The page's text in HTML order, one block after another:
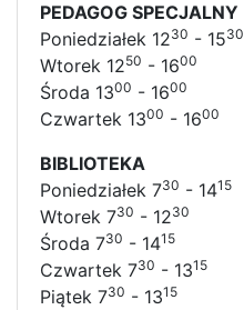
PEDAGOG SPECJALNY
Poniedziałek 1230 - 1530
Wtorek 1250 - 1600
Środa 1300 - 1600
Czwartek 1300 - 1600
BIBLIOTEKA
Poniedziałek 730 - 1415
Wtorek 730 - 1230
Środa 730 - 1415
Czwartek 730 - 1315
Piątek 730 - 1315